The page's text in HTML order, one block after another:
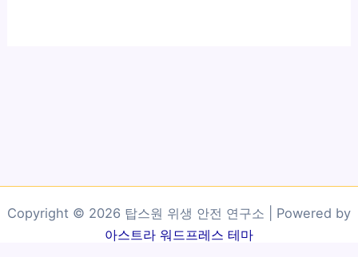
Copyright © 2026 탑스원 위생 안전 연구소 | Powered by
아스트라 워드프레스 테마